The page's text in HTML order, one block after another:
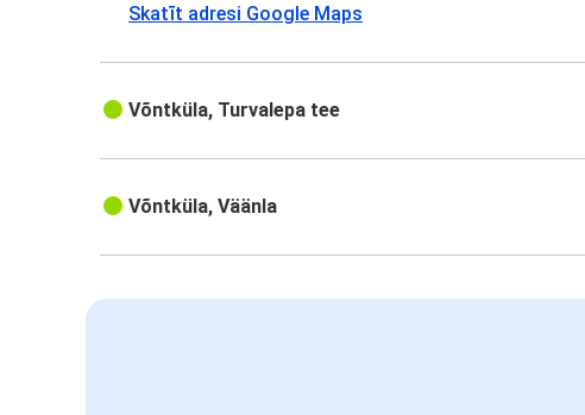
Skatīt adresi Google Maps
Võntküla, Turvalepa tee
Võntküla, Väänla